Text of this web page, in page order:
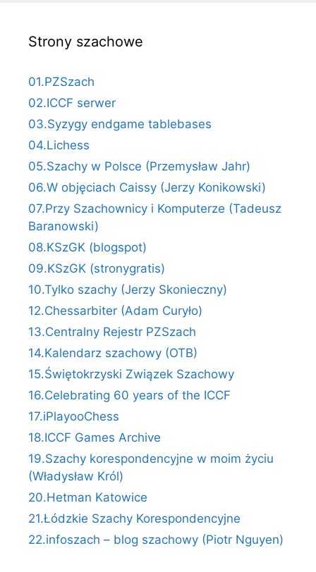
Strony szachowe
01.PZSzach
02.ICCF serwer
03.Syzygy endgame tablebases
04.Lichess
05.Szachy w Polsce (Przemysław Jahr)
06.W objęciach Caissy (Jerzy Konikowski)
07.Przy Szachownicy i Komputerze (Tadeusz
Baranowski)
08.KSzGK (blogspot)
09.KSzGK (stronygratis)
10.Tylko szachy (Jerzy Skonieczny)
12.Chessarbiter (Adam Curyło)
13.Centralny Rejestr PZSzach
14.Kalendarz szachowy (OTB)
15.Świętokrzyski Związek Szachowy
16.Celebrating 60 years of the ICCF
17.iPlayooChess
18.ICCF Games Archive
19.Szachy korespondencyjne w moim życiu
(Władysław Król)
20.Hetman Katowice
21.Łódzkie Szachy Korespondencyjne
22.infoszach – blog szachowy (Piotr Nguyen)